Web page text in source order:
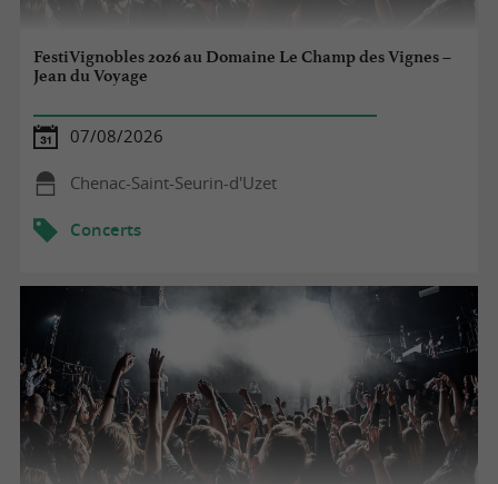
FestiVignobles 2026 au Domaine Le Champ des Vignes –
Jean du Voyage
07/08/2026
Chenac-Saint-Seurin-d'Uzet
Concerts